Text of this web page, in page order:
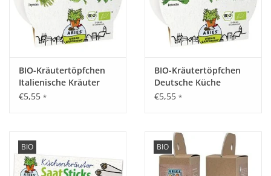
BIO-Kräutertöpfchen
Italienische Kräuter
€5,55 *
BIO-Kräutertöpfchen
Deutsche Küche
€5,55 *
BIO BIO